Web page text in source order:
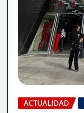
ACTUALIDAD